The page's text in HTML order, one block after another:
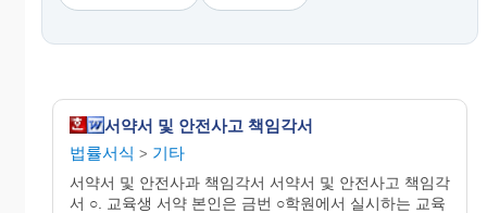
서약서 및 안전사고 책임각서
법률서식 > 기타
서약서 및 안전사과 책임각서 서약서 및 안전사고 책임각
서 ○. 교육생 서약 본인은 금번 ○학원에서 실시하는 교육